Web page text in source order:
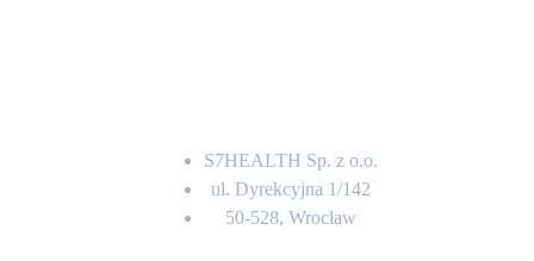
S7HEALTH Sp. z o.o.
ul. Dyrekcyjna 1/142
50-528, Wrocław